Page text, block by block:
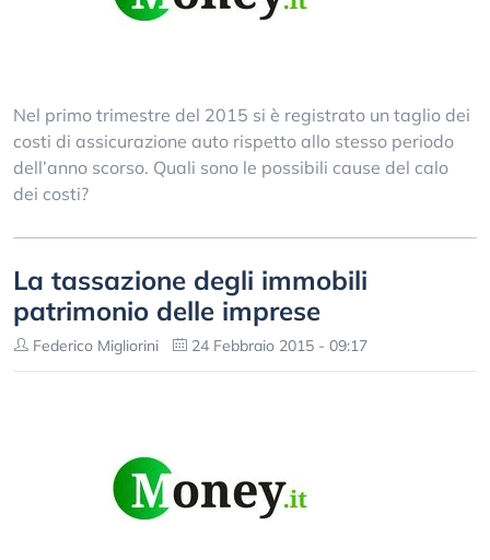
Nel primo trimestre del 2015 si è registrato un taglio dei
costi di assicurazione auto rispetto allo stesso periodo
dell’anno scorso. Quali sono le possibili cause del calo
dei costi?
La tassazione degli immobili
patrimonio delle imprese
Federico Migliorini 24 Febbraio 2015 - 09:17